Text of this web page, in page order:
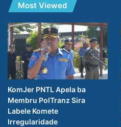
Most Viewed
KomJer PNTL Apela ba
Membru PolTranz Sira
Labele Komete
Irregularidade